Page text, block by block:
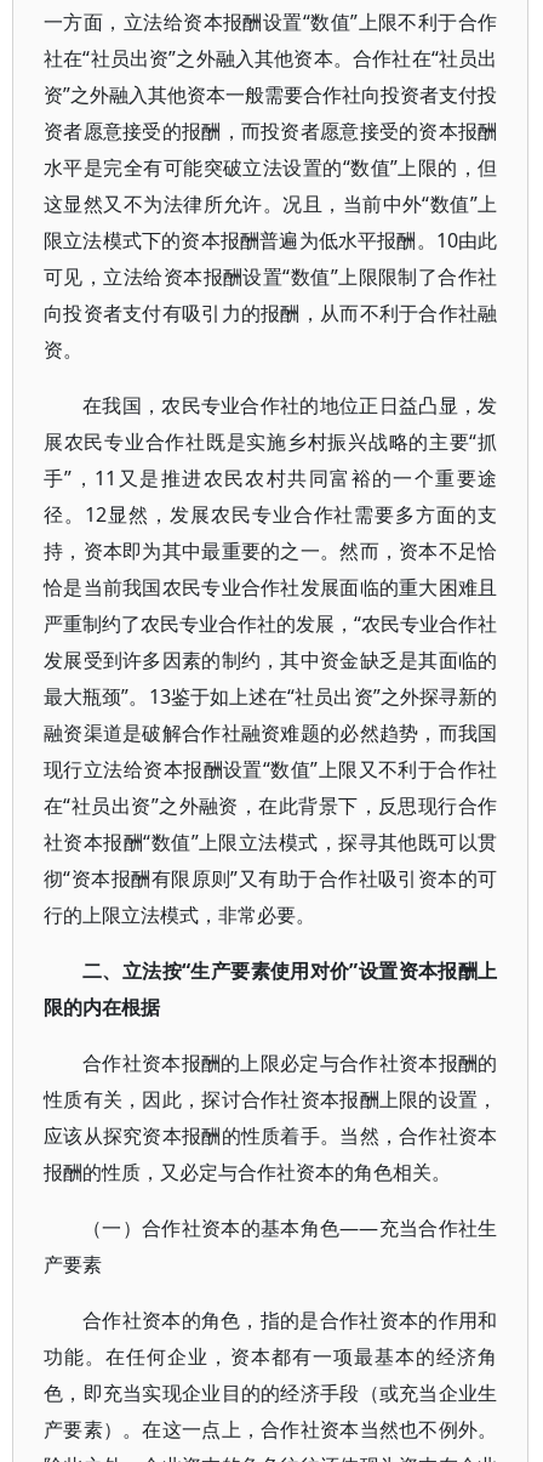
一方面，立法给资本报酬设置“数值”上限不利于合作
社在“社员出资”之外融入其他资本。合作社在“社员出
资”之外融入其他资本一般需要合作社向投资者支付投
资者愿意接受的报酬，而投资者愿意接受的资本报酬
水平是完全有可能突破立法设置的“数值”上限的，但
这显然又不为法律所允许。况且，当前中外“数值”上
限立法模式下的资本报酬普遍为低水平报酬。10由此
可见，立法给资本报酬设置“数值”上限限制了合作社
向投资者支付有吸引力的报酬，从而不利于合作社融
资。
在我国，农民专业合作社的地位正日益凸显，发
展农民专业合作社既是实施乡村振兴战略的主要“抓
手”，11又是推进农民农村共同富裕的一个重要途
径。12显然，发展农民专业合作社需要多方面的支
持，资本即为其中最重要的之一。然而，资本不足恰
恰是当前我国农民专业合作社发展面临的重大困难且
严重制约了农民专业合作社的发展，“农民专业合作社
发展受到许多因素的制约，其中资金缺乏是其面临的
最大瓶颈”。13鉴于如上述在“社员出资”之外探寻新的
融资渠道是破解合作社融资难题的必然趋势，而我国
现行立法给资本报酬设置“数值”上限又不利于合作社
在“社员出资”之外融资，在此背景下，反思现行合作
社资本报酬“数值”上限立法模式，探寻其他既可以贯
彻“资本报酬有限原则”又有助于合作社吸引资本的可
行的上限立法模式，非常必要。
二、立法按“生产要素使用对价”设置资本报酬上
限的内在根据
合作社资本报酬的上限必定与合作社资本报酬的
性质有关，因此，探讨合作社资本报酬上限的设置，
应该从探究资本报酬的性质着手。当然，合作社资本
报酬的性质，又必定与合作社资本的角色相关。
（一）合作社资本的基本角色——充当合作社生
产要素
合作社资本的角色，指的是合作社资本的作用和
功能。在任何企业，资本都有一项最基本的经济角
色，即充当实现企业目的的经济手段（或充当企业生
产要素）。在这一点上，合作社资本当然也不例外。